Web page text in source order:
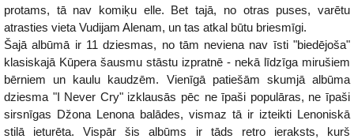
protams, tā nav komiķu elle. Bet tajā, no otras puses, varētu
atrasties vieta Vudijam Alenam, un tas atkal būtu briesmīgi.
Šajā albūmā ir 11 dziesmas, no tām neviena nav īsti "biedējoša"
klasiskajā Kūpera šausmu stāstu izpratnē - nekā līdzīga mirušiem
bērniem un kaulu kaudzēm. Vienīgā patiešām skumjā albūma
dziesma "I Never Cry" izklausās pēc ne īpaši populāras, ne īpaši
sirsnīgas Džona Lenona balādes, vismaz tā ir izteikti Lenoniskā
stilā ieturēta. Vispār šis albūms ir tāds retro ieraksts, kurš